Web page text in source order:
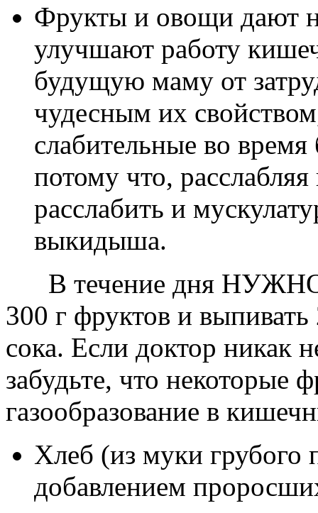
Фрукты и овощи дают
улучшают работу
будущую маму от
чудесным их
слабительные во
потому что,
расслабить и
выкидыша.
В течение дня НУЖНО
300 г фруктов и
сока. Если доктор никак
забудьте, что некоторые
газообразование в
Хлеб (из муки грубого
добавлением